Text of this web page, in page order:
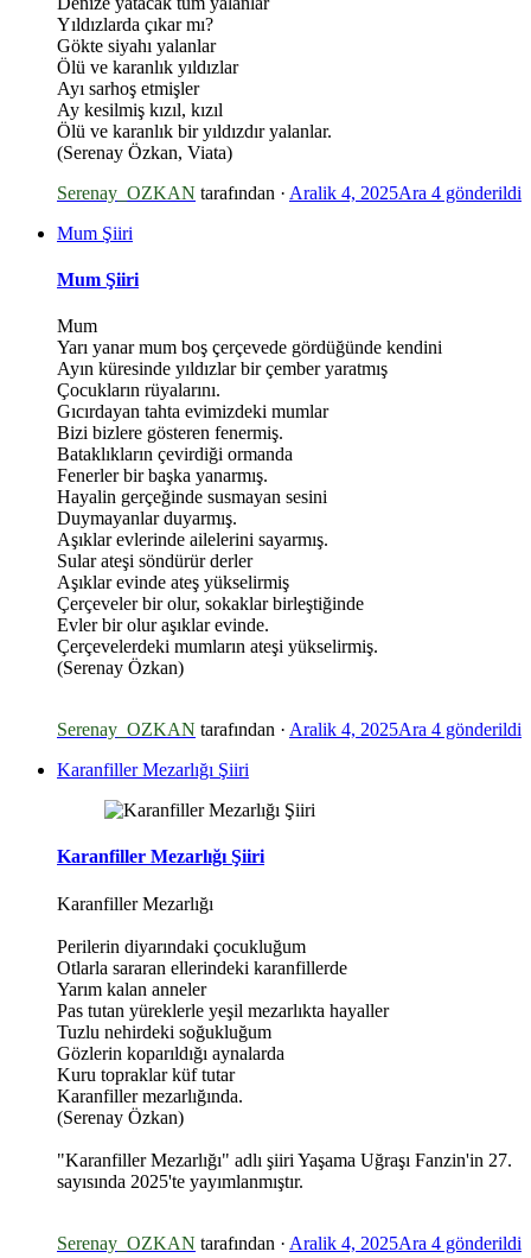
Yıldızlarda çıkar mı?
Gökte siyahı yalanlar
Ölü ve karanlık yıldızlar
Ayı sarhoş etmişler
Ay kesilmiş kızıl, kızıl
Ölü ve karanlık bir yıldızdır yalanlar.
(Serenay Özkan, Viata)
Serenay_OZKAN tarafından · Aralik 4, 2025Ara 4 gönderildi
Mum Şiiri
Mum Şiiri
Mum
Yarı yanar mum boş çerçevede gördüğünde kendini
Ayın küresinde yıldızlar bir çember yaratmış
Çocukların rüyalarını.
Gıcırdayan tahta evimizdeki mumlar
Bizi bizlere gösteren fenermiş.
Bataklıkların çevirdiği ormanda
Fenerler bir başka yanarmış.
Hayalin gerçeğinde susmayan sesini
Duymayanlar duyarmış.
Aşıklar evlerinde ailelerini sayarmış.
Sular ateşi söndürür derler
Aşıklar evinde ateş yükselirmiş
Çerçeveler bir olur, sokaklar birleştiğinde
Evler bir olur aşıklar evinde.
Çerçevelerdeki mumların ateşi yükselirmiş.
(Serenay Özkan)
Serenay_OZKAN tarafından · Aralik 4, 2025Ara 4 gönderildi
Karanfiller Mezarlığı Şiiri
Karanfiller Mezarlığı Şiiri
Karanfiller Mezarlığı
Perilerin diyarındaki çocukluğum
Otlarla sararan ellerindeki karanfillerde
Yarım kalan anneler
Pas tutan yüreklerle yeşil mezarlıkta hayaller
Tuzlu nehirdeki soğukluğum
Gözlerin koparıldığı aynalarda
Kuru topraklar küf tutar
Karanfiller mezarlığında.
(Serenay Özkan)
"Karanfiller Mezarlığı" adlı şiiri Yaşama Uğraşı Fanzin'in 27.
sayısında 2025'te yayımlanmıştır.
Serenay_OZKAN tarafından · Aralik 4, 2025Ara 4 gönderildi
*